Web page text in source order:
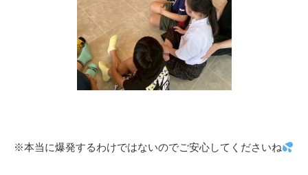
※本当に爆発するわけではないのでご安心してくださいね